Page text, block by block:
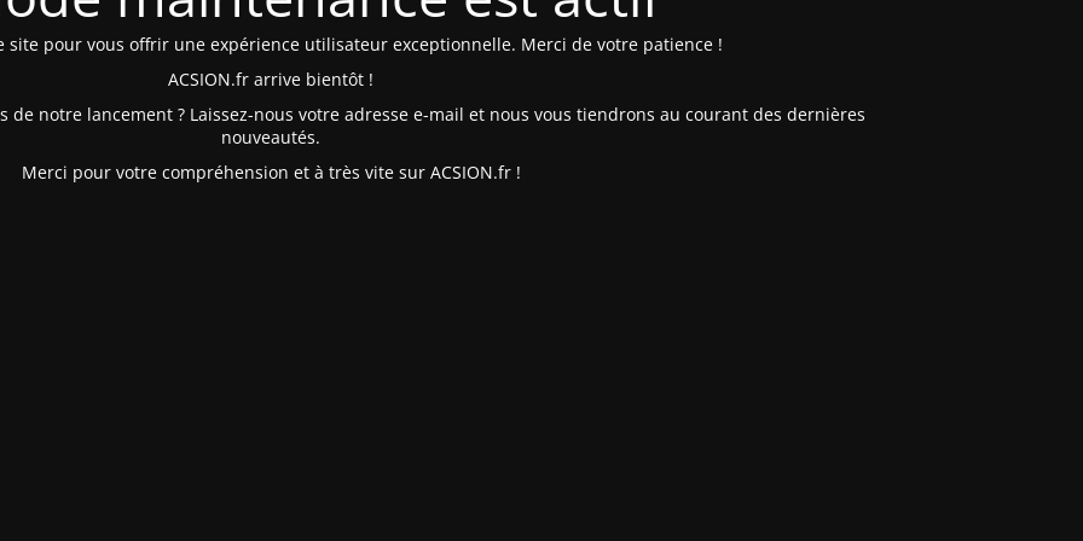
site pour vous offrir une expérience utilisateur exceptionnelle. Merci de votre patience !
ACSION.fr arrive bientôt !
notre lancement ? Laissez-nous votre adresse e-mail et nous vous tiendrons au courant des dernières
nouveautés.
Merci pour votre compréhension et à très vite sur ACSION.fr !